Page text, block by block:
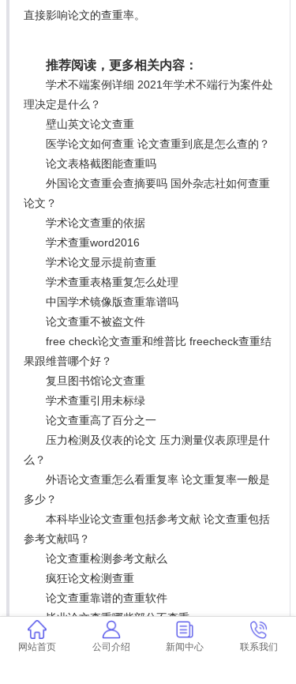
直接影响论文的查重率。
推荐阅读，更多相关内容：
学术不端案例详细 2021年学术不端行为案件处
理决定是什么？
壁山英文论文查重
医学论文如何查重 论文查重到底是怎么查的？
论文表格截图能查重吗
外国论文查重会查摘要吗 国外杂志社如何查重
论文？
学术论文查重的依据
学术查重word2016
学术论文显示提前查重
学术查重表格重复怎么处理
中国学术镜像版查重靠谱吗
论文查重不被盗文件
free check论文查重和维普比 freecheck查重结
果跟维普哪个好？
复旦图书馆论文查重
学术查重引用未标绿
论文查重高了百分之一
压力检测及仪表的论文 压力测量仪表原理是什
么？
外语论文查重怎么看重复率 论文重复率一般是
多少？
本科毕业论文查重包括参考文献 论文查重包括
参考文献吗？
论文查重检测参考文献么
疯狂论文检测查重
论文查重靠谱的查重软件
毕业论文查重哪些部分不查重
本科论文查重率标准是多少？
网站首页 公司介绍 新闻中心 联系我们